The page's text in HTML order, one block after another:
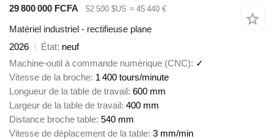
29 800 000 FCFA
52 500 $US ≈ 45 440 €
Matériel industriel - rectifieuse plane
2026
État neuf
Machine-outil à commande numérique (CNC)
✓
Vitesse de la broche 1 400 tours/minute
Longueur de la table de travail 600 mm
Largeur de la table de travail 400 mm
Distance broche table 540 mm
Vitesse de déplacement de la table 3 mm/min